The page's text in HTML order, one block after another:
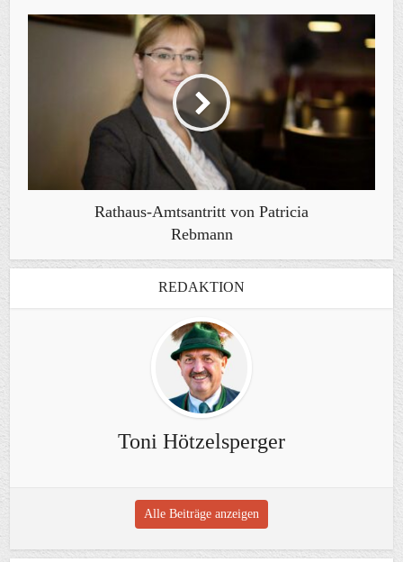
Rathaus-Amtsantritt von Patricia
Rebmann
REDAKTION
Toni Hötzelsperger
Alle Beiträge anzeigen